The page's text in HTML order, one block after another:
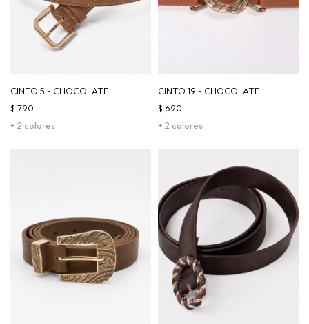
CINTO 5 - CHOCOLATE
+ 2 colores
$ 790
CINTO 19 - CHOCOLATE
+ 2 colores
$ 690